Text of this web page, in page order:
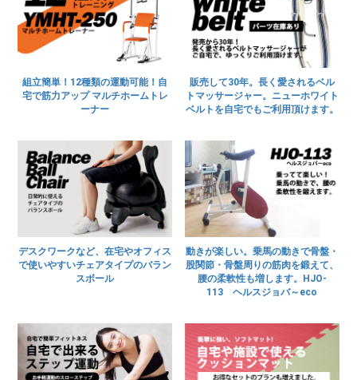
組立簡単！12種類の運動可能！自
宅で筋力アップ マルチホームトレ
ーナー
販売して30年。長く愛されるベル
トマッサージャー。ニューホワイト
ベルトを自宅でもご利用頂けます。
デスクワークなど、在宅やオフィス
で使いやすいチェアタイプのバラン
スボール
動きが楽しい。乗馬の動きで骨盤・
股関節・骨盤周りの筋肉を鍛えて、
腰の柔軟性も増します。HJO-
113 ヘルスジョバ～eco